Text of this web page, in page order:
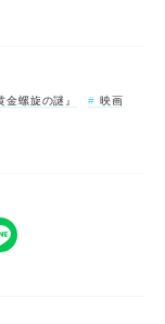
金螺旋の謎』
映画